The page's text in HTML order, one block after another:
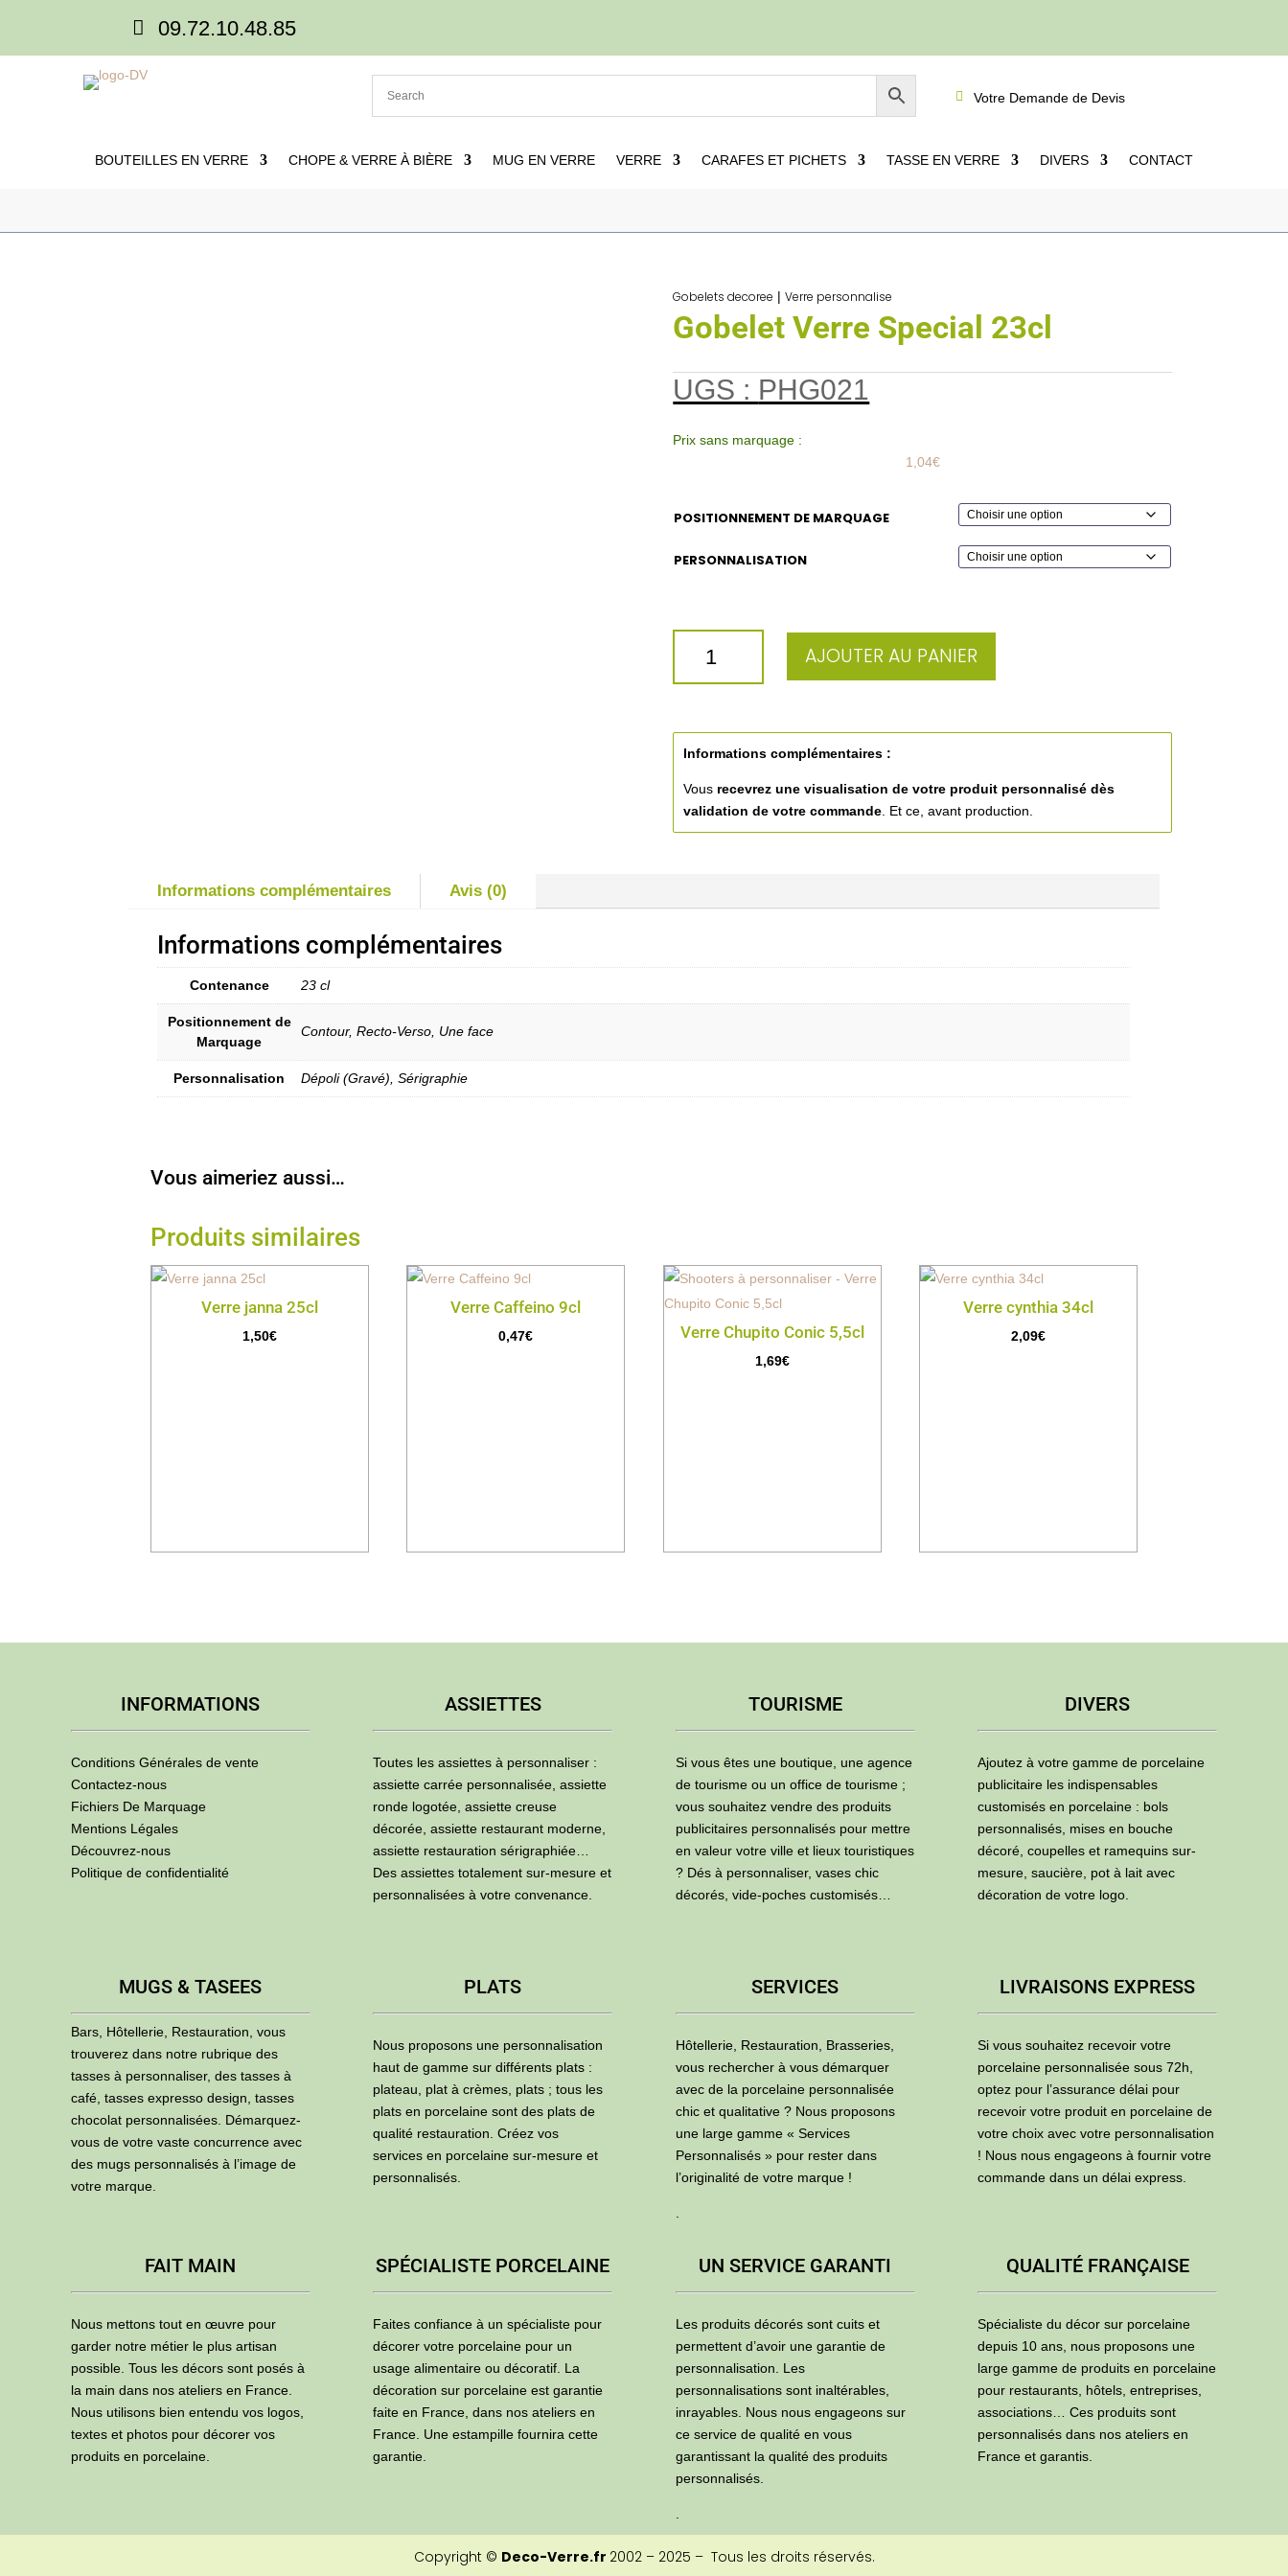
 09.72.10.48.85
 Votre Demande de Devis
BOUTEILLES EN VERRE CHOPE & VERRE À BIÈRE MUG EN VERRE VERRE CARAFES ET PICHETS TASSE EN VERRE DIVERS CONTACT
Gobelets decoree |Verre personnalise
Gobelet Verre Special 23cl
UGS : PHG021
Prix sans marquage :
1,04€
POSITIONNEMENT DE MARQUAGE
PERSONNALISATION
GOBELET
23CL
AJOUTER AU PANIER
Informations complémentaires :
Vous recevrez une visualisation de votre produit personnalisé dès
validation de votre commande . Et ce, avant production.
Informations complémentaires Avis (0)
Informations complémentaires
Contenance 23 cl
Positionnement de
Marquage
Contour, Recto-Verso, Une face
Personnalisation Dépoli (Gravé), Sérigraphie
Vous aimeriez aussi…
Produits similaires
Verre janna 25cl
1,50€
Verre Caffeino 9cl
0,47€ Verre Chupito Conic 5,5cl
1,69€
Verre cynthia 34cl
2,09€
INFORMATIONS
Conditions Générales de vente
Contactez-nous
Fichiers De Marquage
Mentions Légales
Découvrez-nous
Politique de confidentialité
ASSIETTES
Toutes les assiettes à personnaliser :
assiette carrée personnalisée, assiette
ronde logotée, assiette creuse
décorée, assiette restaurant moderne,
assiette restauration sérigraphiée…
Des assiettes totalement sur-mesure et
personnalisées à votre convenance.
TOURISME
Si vous êtes une boutique, une agence
de tourisme ou un office de tourisme ;
vous souhaitez vendre des produits
publicitaires personnalisés pour mettre
en valeur votre ville et lieux touristiques
? Dés à personnaliser, vases chic
décorés, vide-poches customisés…
DIVERS
Ajoutez à votre gamme de porcelaine
publicitaire les indispensables
customisés en porcelaine : bols
personnalisés, mises en bouche
décoré, coupelles et ramequins sur-
mesure, saucière, pot à lait avec
décoration de votre logo.
MUGS & TASEES
Bars, Hôtellerie, Restauration, vous
trouverez dans notre rubrique des
tasses à personnaliser, des tasses à
café, tasses expresso design, tasses
chocolat personnalisées. Démarquez-
vous de votre vaste concurrence avec
des mugs personnalisés à l’image de
votre marque.
PLATS
Nous proposons une personnalisation
haut de gamme sur différents plats :
plateau, plat à crèmes, plats ; tous les
plats en porcelaine sont des plats de
qualité restauration. Créez vos
services en porcelaine sur-mesure et
personnalisés.
SERVICES
Hôtellerie, Restauration, Brasseries,
vous rechercher à vous démarquer
avec de la porcelaine personnalisée
chic et qualitative ? Nous proposons
une large gamme « Services
Personnalisés » pour rester dans
l’originalité de votre marque !
LIVRAISONS EXPRESS
Si vous souhaitez recevoir votre
porcelaine personnalisée sous 72h,
optez pour l’assurance délai pour
recevoir votre produit en porcelaine de
votre choix avec votre personnalisation
! Nous nous engageons à fournir votre
commande dans un délai express.
FAIT MAIN
Nous mettons tout en œuvre pour
garder notre métier le plus artisan
possible. Tous les décors sont posés à
la main dans nos ateliers en France.
Nous utilisons bien entendu vos logos,
textes et photos pour décorer vos
produits en porcelaine.
SPÉCIALISTE PORCELAINE
Faites confiance à un spécialiste pour
décorer votre porcelaine pour un
usage alimentaire ou décoratif. La
décoration sur porcelaine est garantie
faite en France, dans nos ateliers en
France. Une estampille fournira cette
garantie.
UN SERVICE GARANTI
Les produits décorés sont cuits et
permettent d’avoir une garantie de
personnalisation. Les
personnalisations sont inaltérables,
inrayables. Nous nous engageons sur
ce service de qualité en vous
garantissant la qualité des produits
personnalisés.
QUALITÉ FRANÇAISE
Spécialiste du décor sur porcelaine
depuis 10 ans, nous proposons une
large gamme de produits en porcelaine
pour restaurants, hôtels, entreprises,
associations… Ces produits sont
personnalisés dans nos ateliers en
France et garantis.
Copyright © Deco-Verre.fr 2002 – 2025 – Tous les droits réservés.